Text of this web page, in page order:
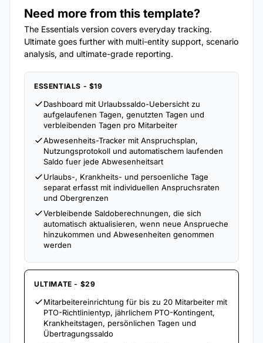
Need more from this template?
The Essentials version covers everyday tracking.
Ultimate goes further with multi-entity support, scenario
analysis, and ultimate-grade reporting.
ESSENTIALS - $19
Dashboard mit Urlaubssaldo-Uebersicht zu
aufgelaufenen Tagen, genutzten Tagen und
verbleibenden Tagen pro Mitarbeiter
Abwesenheits-Tracker mit Anspruchsplan,
Nutzungsprotokoll und automatischem laufenden
Saldo fuer jede Abwesenheitsart
Urlaubs-, Krankheits- und persoenliche Tage
separat erfasst mit individuellen Anspruchsraten
und Obergrenzen
Verbleibende Saldoberechnungen, die sich
automatisch aktualisieren, wenn neue Ansprueche
hinzukommen und Abwesenheiten genommen
werden
ULTIMATE - $29
Mitarbeitereinrichtung für bis zu 20 Mitarbeiter mit
PTO-Richtlinientyp, jährlichem PTO-Kontingent,
Krankheitstagen, persönlichen Tagen und
Übertragungssaldo